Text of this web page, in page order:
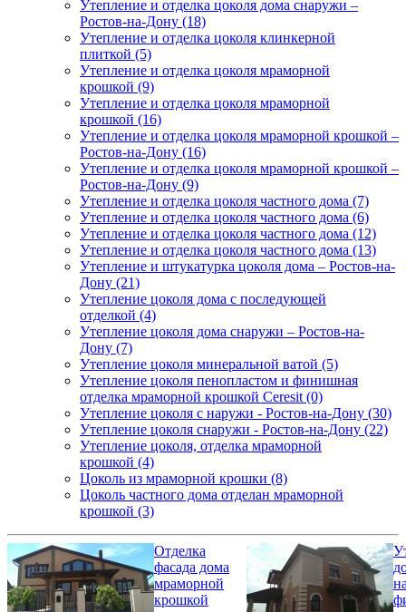
Утепление и отделка цоколя дома снаружи –
Ростов-на-Дону (18)
Утепление и отделка цоколя клинкерной
плиткой (5)
Утепление и отделка цоколя мраморной
крошкой (9)
Утепление и отделка цоколя мраморной
крошкой (16)
Утепление и отделка цоколя мраморной крошкой –
Ростов-на-Дону (16)
Утепление и отделка цоколя мраморной крошкой –
Ростов-на-Дону (9)
Утепление и отделка цоколя частного дома (7)
Утепление и отделка цоколя частного дома (6)
Утепление и отделка цоколя частного дома (12)
Утепление и отделка цоколя частного дома (13)
Утепление и штукатурка цоколя дома – Ростов-на-
Дону (21)
Утепление цоколя дома с последующей
отделкой (4)
Утепление цоколя дома снаружи – Ростов-на-
Дону (7)
Утепление цоколя минеральной ватой (5)
Утепление цоколя пенопластом и финишная
отделка мраморной крошкой Ceresit (0)
Утепление цоколя с наружи - Ростов-на-Дону (30)
Утепление цоколя снаружи - Ростов-на-Дону (22)
Утепление цоколя, отделка мраморной
крошкой (4)
Цоколь из мраморной крошки (8)
Цоколь частного дома отделан мраморной
крошкой (3)
Отделка
фасада дома
мраморной
крошкой